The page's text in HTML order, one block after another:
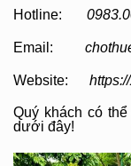
Hotline:
Email:
Website:
Quý khách có
dưới đây!